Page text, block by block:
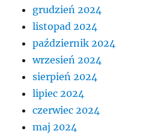
grudzień 2024
listopad 2024
październik 2024
wrzesień 2024
sierpień 2024
lipiec 2024
czerwiec 2024
maj 2024